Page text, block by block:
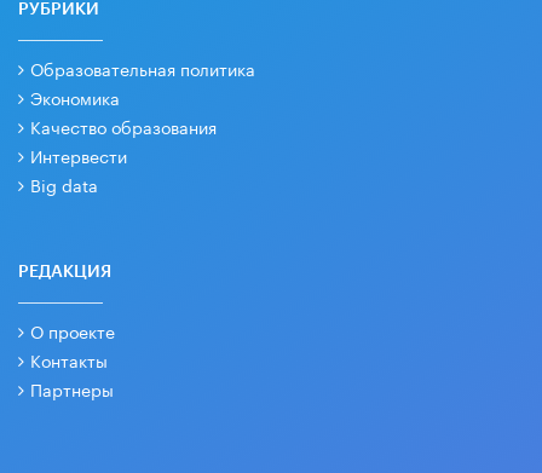
РУБРИКИ
Образовательная политика
Экономика
Качество образования
Интервести
Big data
РЕДАКЦИЯ
О проекте
Контакты
Партнеры